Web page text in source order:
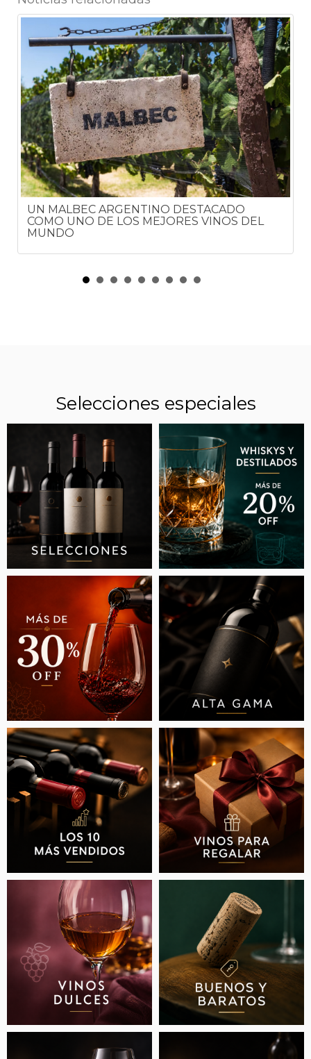
UN MALBEC ARGENTINO DESTACADO
COMO UNO DE LOS MEJORES VINOS DEL
MUNDO
“VINOS ESPECIALES”: LA REVANCHA DE UNA
CEPA BLANCA QUE FUE OLVIDADA EN LA
ARGENTINA Y HOY JUEGA EN LA ALTA GAMA
Selecciones especiales